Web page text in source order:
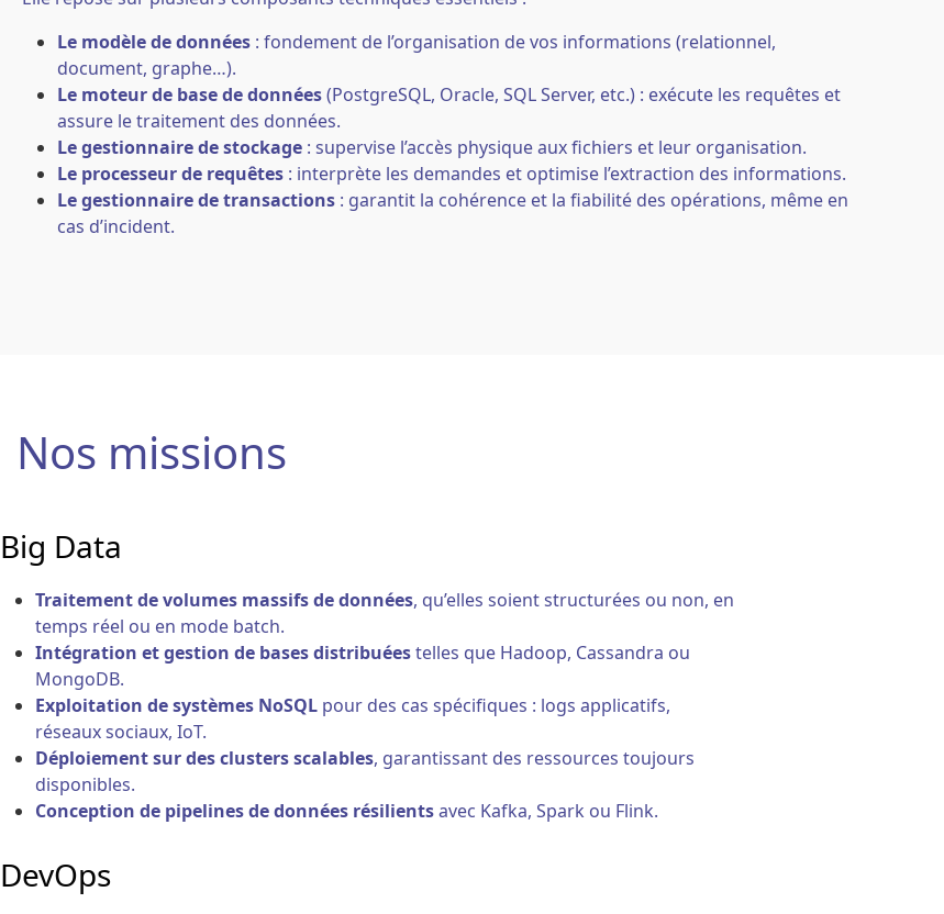
Le modèle de données : fondement de l’organisation de vos informations (relationnel,
document, graphe…).
Le moteur de base de données(PostgreSQL, Oracle, SQL Server, etc.) : exécute les requêtes et
assure le traitement des données.
Le gestionnaire de stockage : supervise l’accès physique aux fichiers et leur organisation.
Le processeur de requêtes : interprète les demandes et optimise l’extraction des informations.
Le gestionnaire de transactions : garantit la cohérence et la fiabilité des opérations, même en
cas d’incident.
Nos missions
Big Data
Traitement de volumes massifs de données, qu’elles soient structurées ou non, en
temps réel ou en mode batch.
Intégration et gestion de bases distribuéestelles que Hadoop, Cassandra ou
MongoDB.
Exploitation de systèmes NoSQL pour des cas spécifiques : logs applicatifs,
réseaux sociaux, IoT.
Déploiement sur des clusters scalables, garantissant des ressources toujours
disponibles.
Conception de pipelines de données résilientsavec Kafka, Spark ou Flink.
DevOps